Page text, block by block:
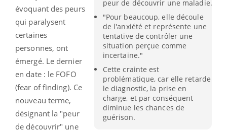
peur de découvrir une maladie.
"Pour beaucoup, elle découle
de l'anxiété et représente une
tentative de contrôler une
situation perçue comme
incertaine."
Cette crainte est
problématique, car elle retarde
le diagnostic, la prise en
charge, et par conséquent
diminue les chances de
guérison.
évoquant des peurs
qui paralysent
certaines
personnes, ont
émergé. Le dernier
en date : le FOFO
(fear of finding). Ce
nouveau terme,
désignant la "peur
de découvrir" une